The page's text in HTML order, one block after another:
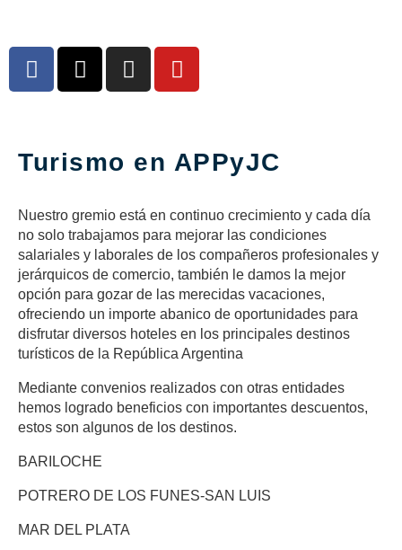
Turismo en APPyJC
Nuestro gremio está en continuo crecimiento y cada día
no solo trabajamos para mejorar las condiciones
salariales y laborales de los compañeros profesionales y
jerárquicos de comercio, también le damos la mejor
opción para gozar de las merecidas vacaciones,
ofreciendo un importe abanico de oportunidades para
disfrutar diversos hoteles en los principales destinos
turísticos de la República Argentina
Mediante convenios realizados con otras entidades
hemos logrado beneficios con importantes descuentos,
estos son algunos de los destinos.
BARILOCHE
POTRERO DE LOS FUNES-SAN LUIS
MAR DEL PLATA